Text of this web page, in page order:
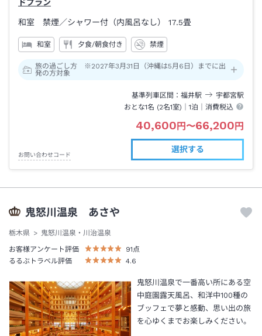
ドプラン
和室 禁煙／シャワー付（内風呂なし） 17.5畳
和室 夕食/朝食付き 禁煙
旅の過ごし方 ※2027年3月31日（沖縄は5月6日）までに出
発の方対象
基準列車区間 福井駅 宇都宮駅
おとな1名 (2名1室)｜1泊 ｜消費税込
40,600 円 〜66,200 円
お問い合わせコード
選択する
鬼怒川温泉 あさや
栃木県
鬼怒川温泉・川治温泉
お客様アンケート評価
91 点
るるぶトラベル評価
4.6
鬼怒川温泉で一番高い所にある空
中庭園露天風呂、和洋中100種の
ブッフェで夢と感動、思い出の旅
を心ゆくまでお楽しみください。